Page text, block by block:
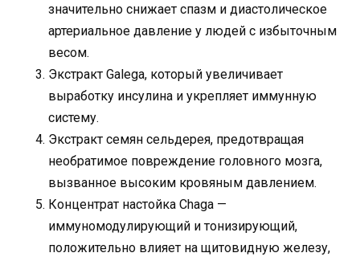
значительно снижает спазм и диастолическое
артериальное давление у людей с избыточным
весом.
Экстракт Galega, который увеличивает
выработку инсулина и укрепляет иммунную
систему.
Экстракт семян сельдерея, предотвращая
необратимое повреждение головного мозга,
вызванное высоким кровяным давлением.
Концентрат настойка Chaga —
иммуномодулирующий и тонизирующий,
положительно влияет на щитовидную железу,